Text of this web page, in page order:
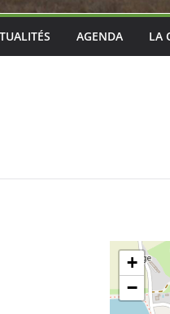
AGENDA LA
+
−